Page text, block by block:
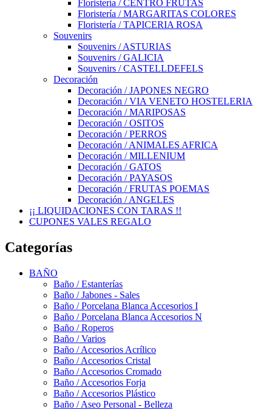
Floristería / CENTRO FRUTAS
Floristería / MARGARITAS COLORES
Floristería / TAPICERIA ROSA
Souvenirs
Souvenirs / ASTURIAS
Souvenirs / GALICIA
Souvenirs / CASTELLDEFELS
Decoración
Decoración / JAPONES NEGRO
Decoración / VIA VENETO HOSTELERIA
Decoración / MARIPOSAS
Decoración / OSITOS
Decoración / PERROS
Decoración / ANIMALES AFRICA
Decoración / MILLENIUM
Decoración / GATOS
Decoración / PAYASOS
Decoración / FRUTAS POEMAS
Decoración / ANGELES
¡¡ LIQUIDACIONES CON TARAS !!
CUPONES VALES REGALO
Categorías
BAÑO
Baño / Estanterías
Baño / Jabones - Sales
Baño / Porcelana Blanca Accesorios I
Baño / Porcelana Blanca Accesorios N
Baño / Roperos
Baño / Varios
Baño / Accesorios Acrílico
Baño / Accesorios Cristal
Baño / Accesorios Cromado
Baño / Accesorios Forja
Baño / Accesorios Plástico
Baño / Aseo Personal - Belleza